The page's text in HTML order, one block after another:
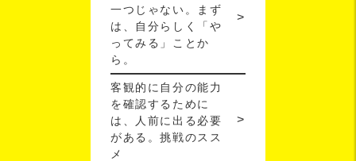
一つじゃない。まず
は、自分らしく「や
ってみる」ことか
ら。
客観的に自分の能力
を確認するために
は、人前に出る必要
がある。挑戦のスス
メ